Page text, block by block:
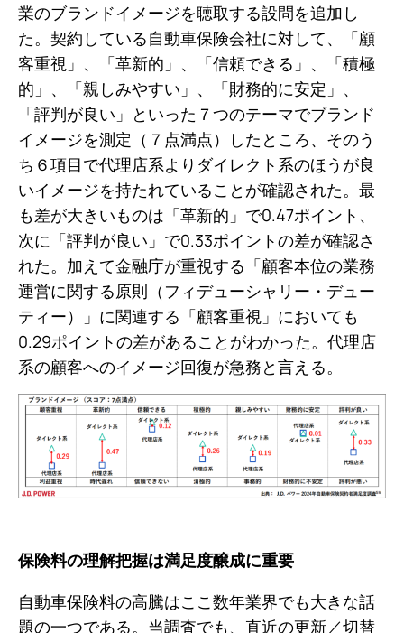
業のブランドイメージを聴取する設問を追加し
た。契約している自動車保険会社に対して、「顧
客重視」、「革新的」、「信頼できる」、「積極
的」、「親しみやすい」、「財務的に安定」、
「評判が良い」といった７つのテーマでブランド
イメージを測定（７点満点）したところ、そのう
ち６項目で代理店系よりダイレクト系のほうが良
いイメージを持たれていることが確認された。最
も差が大きいものは「革新的」で0.47ポイント、
次に「評判が良い」で0.33ポイントの差が確認さ
れた。加えて金融庁が重視する「顧客本位の業務
運営に関する原則（フィデューシャリー・デュー
ティー）」に関連する「顧客重視」においても
0.29ポイントの差があることがわかった。代理店
系の顧客へのイメージ回復が急務と言える。
保険料の理解把握は満足度醸成に重要
自動車保険料の高騰はここ数年業界でも大きな話
題の一つである。当調査でも、直近の更新／切替